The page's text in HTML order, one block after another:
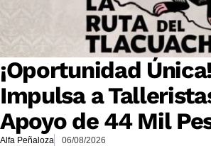
¡Oportunidad
Impulsa a
Apoyo de 44 Mil
Alfa Peñaloza 06/08/2026